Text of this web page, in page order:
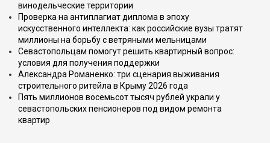
винодельческие территории
Проверка на антиплагиат диплома в эпоху
искусственного интеллекта: как российские вузы тратят
миллионы на борьбу с ветряными мельницами
Севастопольцам помогут решить квартирный вопрос:
условия для получения поддержки
Александра Романенко: три сценария выживания
строительного ритейла в Крыму 2026 года
Пять миллионов восемьсот тысяч рублей украли у
севастопольских пенсионеров под видом ремонта
квартир